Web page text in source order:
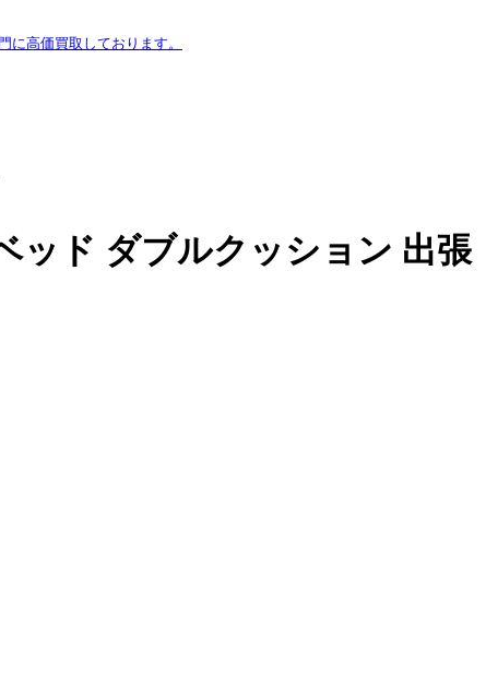
高価買取しております。
ッド ダブルクッション 出張